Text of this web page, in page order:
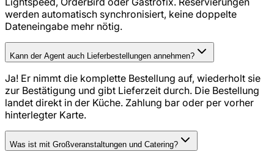
werden automatisch synchronisiert, keine doppelte
Dateneingabe mehr nötig.
Kann der Agent auch Lieferbestellungen annehmen?
Ja! Er nimmt die komplette Bestellung auf, wiederholt sie
zur Bestätigung und gibt Lieferzeit durch. Die Bestellung
landet direkt in der Küche. Zahlung bar oder per vorher
hinterlegter Karte.
Was ist mit Großveranstaltungen und Catering?